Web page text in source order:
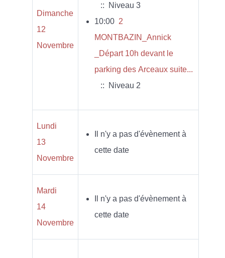
Dimanche
12
Novembre
:: Niveau 3
10:00 2
MONTBAZIN_Annick
_Départ 10h devant le
parking des Arceaux suite...
:: Niveau 2
Lundi
13
Novembre
Il n'y a pas d'évènement à
cette date
Mardi
14
Novembre
Il n'y a pas d'évènement à
cette date